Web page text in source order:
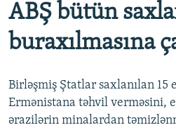
ABŞ bütün
buraxılmasına
Birləşmiş Ştatlar saxlanılan 15
Ermənistana təhvil verməsini,
ərazilərin minalardan